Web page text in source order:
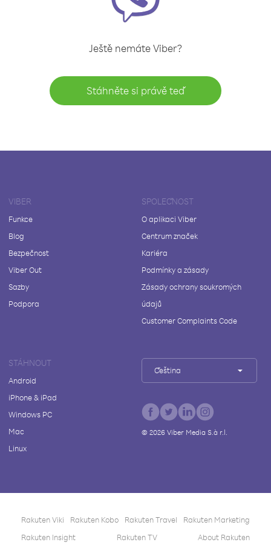
Ještě nemáte Viber?
Stáhněte si právě teď
VIBER
Funkce
Blog
Bezpečnost
Viber Out
Sazby
Podpora
SPOLEČNOST
O aplikaci Viber
Centrum značek
Kariéra
Podmínky a zásady
Zásady ochrany soukromých
údajů
Customer Complaints Code
STÁHNOUT
Android
iPhone & iPad
Windows PC
Mac
Linux
Čeština
© 2026Viber Media S.à r.l.
Rakuten Viki Rakuten Kobo Rakuten Travel
Rakuten Marketing
Rakuten Insight
Rakuten TV About Rakuten